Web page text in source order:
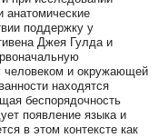
анатомические
поддержку у
Джея Гулда и
человеком и окружающей
находятся
беспорядочность
появление языка и
в этом контексте как